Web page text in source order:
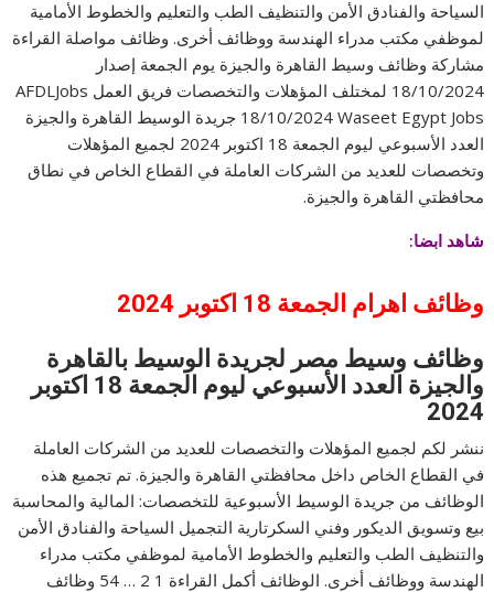
السياحة والفنادق الأمن والتنظيف الطب والتعليم والخطوط الأمامية
لموظفي مكتب مدراء الهندسة ووظائف أخرى. وظائف مواصلة القراءة
مشاركة وظائف وسيط القاهرة والجيزة يوم الجمعة إصدار
18/10/2024 لمختلف المؤهلات والتخصصات فريق العمل AFDLJobs
18/10/2024 Waseet Egypt Jobs جريدة الوسيط القاهرة والجيزة
العدد الأسبوعي ليوم الجمعة 18 اكتوبر 2024 لجميع المؤهلات
وتخصصات للعديد من الشركات العاملة في القطاع الخاص في نطاق
محافظتي القاهرة والجيزة.
شاهد ابضا:
وظائف اهرام الجمعة 18 اكتوبر
2024
وظائف وسيط مصر لجريدة الوسيط بالقاهرة
والجيزة العدد الأسبوعي ليوم الجمعة 18 اكتوبر
2024
ننشر لكم لجميع المؤهلات والتخصصات للعديد من الشركات العاملة
في القطاع الخاص داخل محافظتي القاهرة والجيزة. تم تجميع هذه
الوظائف من جريدة الوسيط الأسبوعية للتخصصات: المالية والمحاسبة
بيع وتسويق الديكور وفني السكرتارية التجميل السياحة والفنادق الأمن
والتنظيف الطب والتعليم والخطوط الأمامية لموظفي مكتب مدراء
الهندسة ووظائف أخرى. الوظائف أكمل القراءة 1 2 … 54 وظائف